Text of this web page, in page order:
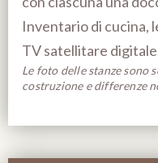
Inventario di cucina,
TV satellitare
Le foto delle stanze sono
costruzione e differenze